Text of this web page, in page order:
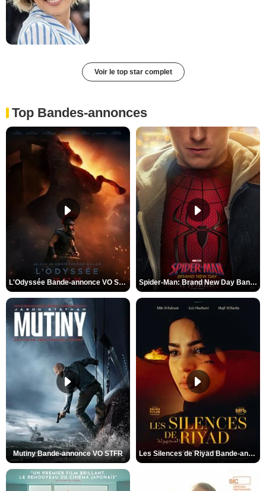
Voir le top star complet
Top Bandes-annonces
L'Odyssée Bande-annonce VO STFR Spider-Man: Brand New Day Bande-annonce VO STFR
Mutiny Bande-annonce VO STFR Les Silences de Riyad Bande-annonce VO STFR